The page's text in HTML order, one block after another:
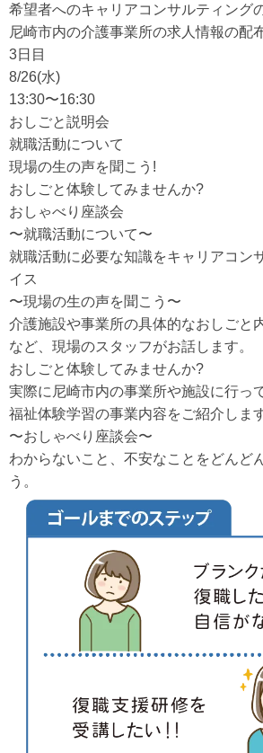
希望者へのキャリアコンサルティング
尼崎市内の介護事業所の求人情報の配
3日目
8/26(水)
13:30〜16:30
おしごと説明会
就職活動について
現場の生の声を聞こう!
おしごと体験してみませんか?
おしゃべり座談会
〜就職活動について〜
就職活動に必要な知識をキャリアコン
イス
〜現場の生の声を聞こう〜
介護施設や事業所の具体的なおしごと
など、現場のスタッフがお話します。
おしごと体験してみませんか?
実際に尼崎市内の事業所や施設に行っ
福祉体験学習の事業内容をご紹介します
〜おしゃべり座談会〜
わからないこと、不安なことをどんど
う。